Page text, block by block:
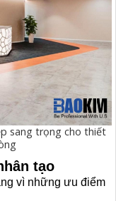
sang trọng cho thiết
tạo
vì những ưu điểm